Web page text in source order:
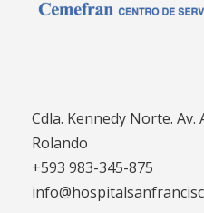
Cdla. Kennedy Norte.
Rolando
+593 983-345-875